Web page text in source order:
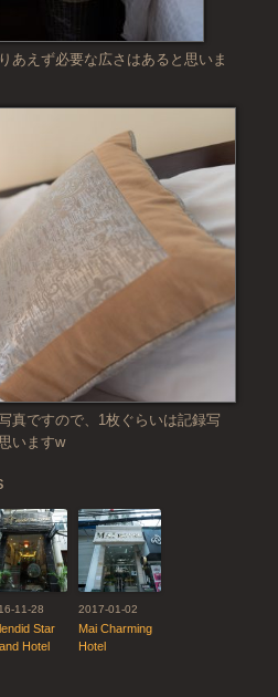
あえず必要な広さはあると思いま
真ですので、1枚ぐらいは記録写
いますw
11-28
Star
Hotel
2017-01-02
Mai Charming
Hotel